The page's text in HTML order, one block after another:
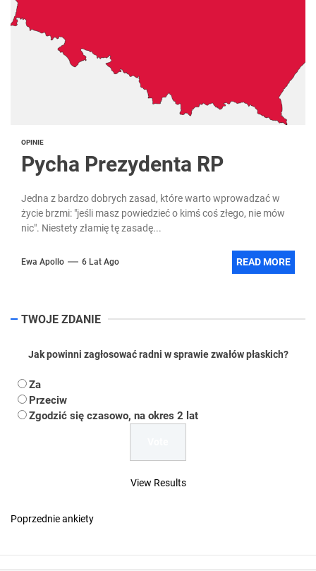
OPINIE
Pycha Prezydenta RP
Jedna z bardzo dobrych zasad, które warto wprowadzać w
życie brzmi: "jeśli masz powiedzieć o kimś coś złego, nie mów
nic". Niestety złamię tę zasadę...
Ewa Apollo 6 Lat Ago READ MORE
TWOJE ZDANIE
Jak powinni zagłosować radni w sprawie zwałów płaskich?
Za
Przeciw
Zgodzić się czasowo, na okres 2 lat
View Results
Poprzednie ankiety